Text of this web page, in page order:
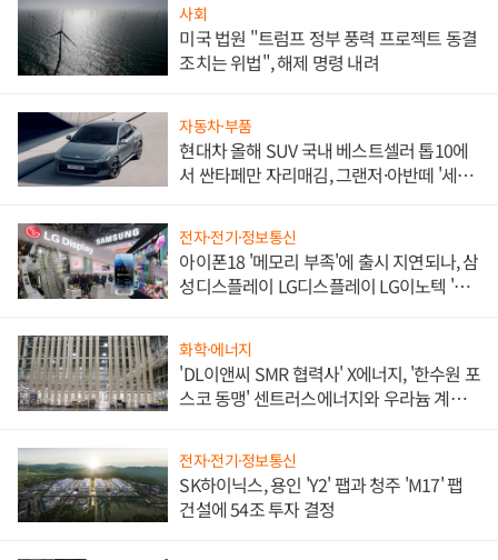
사회
미국 법원 "트럼프 정부 풍력 프로젝트 동결
조치는 위법", 해제 명령 내려
자동차·부품
현대차 올해 SUV 국내 베스트셀러 톱10에
서 싼타페만 자리매김, 그랜저·아반떼 '세단
전자·전기·정보통신
아이폰18 '메모리 부족'에 출시 지연되나, 삼
성디스플레이 LG디스플레이 LG이노텍 '탈
화학·에너지
'DL이앤씨 SMR 협력사' X에너지, '한수원 포
스코 동맹' 센트러스에너지와 우라늄 계약
전자·전기·정보통신
SK하이닉스, 용인 'Y2' 팹과 청주 'M17' 팹
건설에 54조 투자 결정